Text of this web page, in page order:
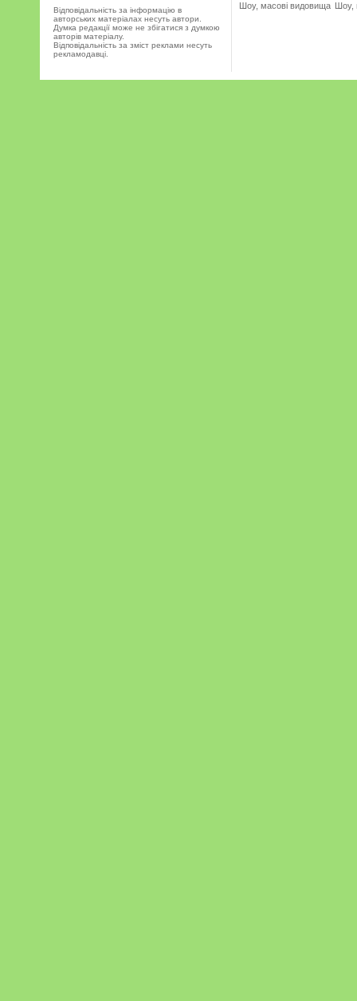
Відповідальність за інформацію в
авторських матеріалах несуть автори.
Думка редакції може не збігатися з думкою
авторів матеріалу.
Відповідальність за зміст реклами несуть
рекламодавці.
Шоу, масові видовища Шоу,